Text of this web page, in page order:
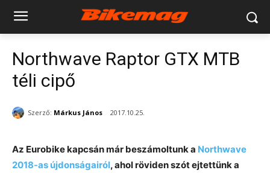
Northwave Raptor GTX MTB
téli cipő
Szerző: Márkus János 2017.10.25.
Az Eurobike kapcsán már beszámoltunk a Northwave
2018-as újdonságairól, ahol röviden szót ejtettünk a